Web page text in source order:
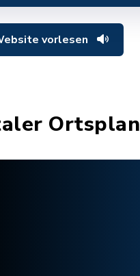
vorlesen
Ortsplan